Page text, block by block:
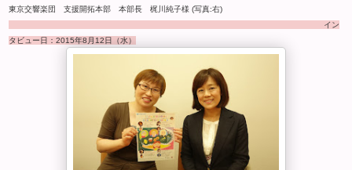
東京交響楽団 支援開拓本部 本部長 梶川純子様 (写真:右)
イン
タビュー日： 2015年8月12 日（水）